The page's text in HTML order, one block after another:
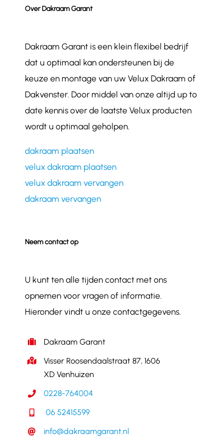
Over Dakraam Garant
Dakraam Garant is een klein flexibel bedrijf
dat u optimaal kan ondersteunen bij de
keuze en montage van uw Velux Dakraam of
Dakvenster. Door middel van onze altijd up to
date kennis over de laatste Velux producten
wordt u optimaal geholpen.
dakraam plaatsen
velux dakraam plaatsen
velux dakraam vervangen
dakraam vervangen
Neem contact op
U kunt ten alle tijden contact met ons
opnemen voor vragen of informatie.
Hieronder vindt u onze contactgegevens.
Dakraam Garant
Visser Roosendaalstraat 87, 1606
XD Venhuizen
0228-764004
06 52415599
info@dakraamgarant.nl